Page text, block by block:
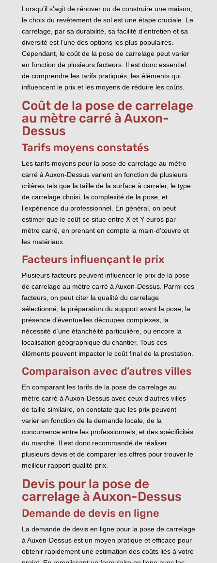
Lorsqu’il s’agit de rénover ou de construire une maison,
le choix du revêtement de sol est une étape cruciale. Le
carrelage, par sa durabilité, sa facilité d’entretien et sa
diversité est l’une des options les plus populaires.
Cependant, le coût de la pose de carrelage peut varier
en fonction de plusieurs facteurs. Il est donc essentiel
de comprendre les tarifs pratiqués, les éléments qui
influencent le prix et les moyens de réduire les coûts.
Coût de la pose de carrelage
au mètre carré à Auxon-
Dessus
Tarifs moyens constatés
Les tarifs moyens pour la pose de carrelage au mètre
carré à Auxon-Dessus varient en fonction de plusieurs
critères tels que la taille de la surface à carreler, le type
de carrelage choisi, la complexité de la pose, et
l’expérience du professionnel. En général, on peut
estimer que le coût se situe entre X et Y euros par
mètre carré, en prenant en compte la main-d’œuvre et
les matériaux.
Facteurs influençant le prix
Plusieurs facteurs peuvent influencer le prix de la pose
de carrelage au mètre carré à Auxon-Dessus. Parmi ces
facteurs, on peut citer la qualité du carrelage
sélectionné, la préparation du support avant la pose, la
présence d’éventuelles découpes complexes, la
nécessité d’une étanchéité particulière, ou encore la
localisation géographique du chantier. Tous ces
éléments peuvent impacter le coût final de la prestation.
Comparaison avec d’autres villes
En comparant les tarifs de la pose de carrelage au
mètre carré à Auxon-Dessus avec ceux d’autres villes
de taille similaire, on constate que les prix peuvent
varier en fonction de la demande locale, de la
concurrence entre les professionnels, et des spécificités
du marché. Il est donc recommandé de réaliser
plusieurs devis et de comparer les offres pour trouver le
meilleur rapport qualité-prix.
Devis pour la pose de
carrelage à Auxon-Dessus
Demande de devis en ligne
La demande de devis en ligne pour la pose de carrelage
à Auxon-Dessus est un moyen pratique et efficace pour
obtenir rapidement une estimation des coûts liés à votre